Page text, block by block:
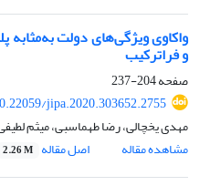
واکاوی ویژگی‌های دولت به‌مثابه
و فراترکیب
صفحه204-237
jipa.2020.303652.2755
مهدی یخچالی، رضا طهماسبی، میثم
مشاهده مقاله
اصل مقاله 2.26 M